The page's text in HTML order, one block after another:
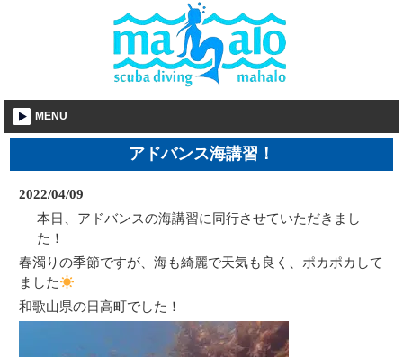
MENU
アドバンス海講習！
2022/04/09
本日、アドバンスの海講習に同行させていただきまし
た！
春濁りの季節ですが、海も綺麗で天気も良く、ポカポカして
ました
和歌山県の日高町でした！